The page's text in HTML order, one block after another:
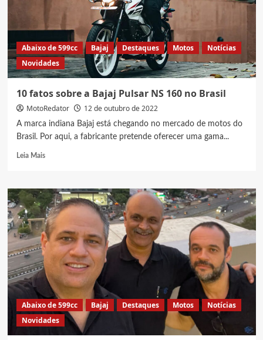
cores
Abaixo de 599cc Bajaj Destaques Motos
Notícias
Novidades
10 fatos sobre a Bajaj Pulsar NS 160 no Brasil
MotoRedator 12 de outubro de 2022
A marca indiana Bajaj está chegando no mercado de motos do
Brasil. Por aqui, a fabricante pretende oferecer uma gama...
Leia MaisRead
10
fatos
sobre
a
Bajaj
Pulsar
NS
160
no
Brasil
Abaixo de 599cc Bajaj Destaques Motos
Notícias
Novidades